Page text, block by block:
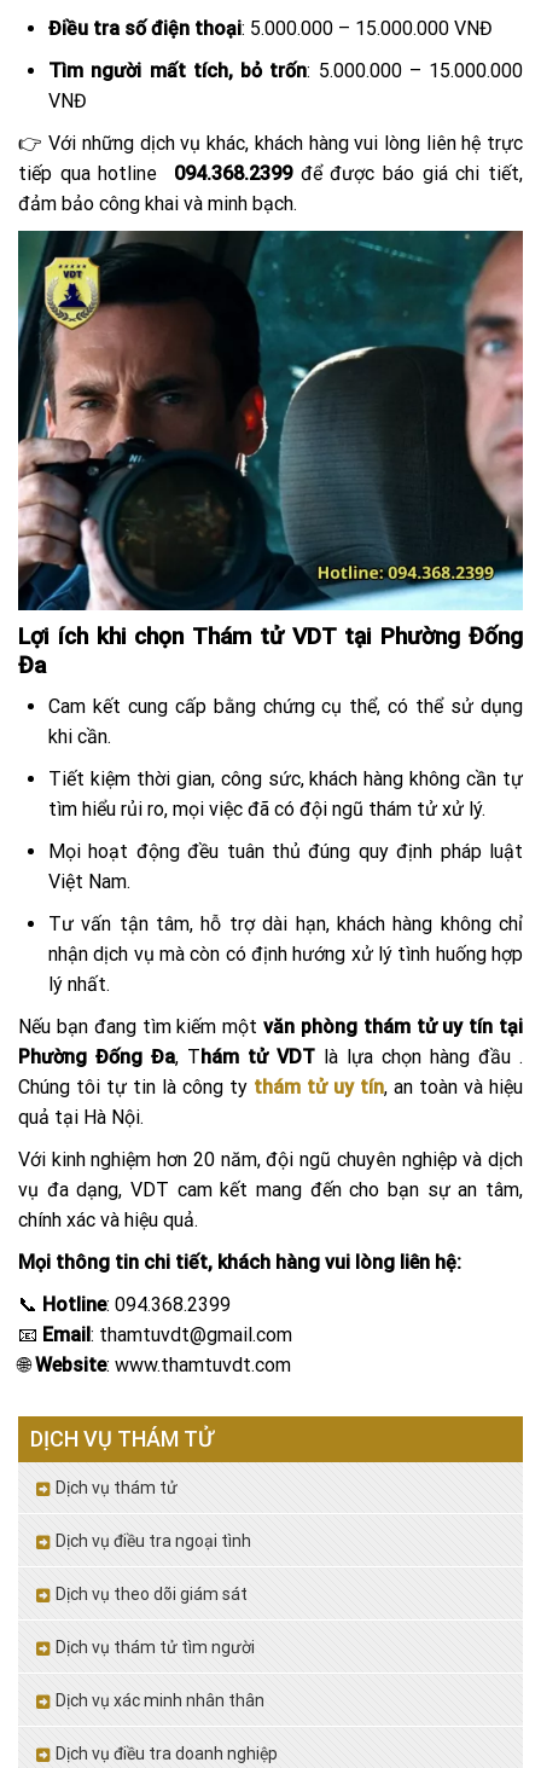
Điều tra số điện thoại: 5.000.000 – 15.000.000 VNĐ
Tìm người mất tích, bỏ trốn: 5.000.000 – 15.000.000
VNĐ
👉 Với những dịch vụ khác, khách hàng vui lòng liên hệ trực
tiếp qua hotline 094.368.2399để được báo giá chi tiết,
đảm bảo công khai và minh bạch.
Lợi ích khi chọn Thám tử VDT tại Phường Đống
Đa
Cam kết cung cấp bằng chứng cụ thể, có thể sử dụng
khi cần.
Tiết kiệm thời gian, công sức, khách hàng không cần tự
tìm hiểu rủi ro, mọi việc đã có đội ngũ thám tử xử lý.
Mọi hoạt động đều tuân thủ đúng quy định pháp luật
Việt Nam.
Tư vấn tận tâm, hỗ trợ dài hạn, khách hàng không chỉ
nhận dịch vụ mà còn có định hướng xử lý tình huống hợp
lý nhất.
Nếu bạn đang tìm kiếm một văn phòng thám tử uy tín tại
Phường Đống Đa, T hám tử VDT là lựa chọn hàng đầu .
Chúng tôi tự tin là công ty thám tử uy tín, an toàn và hiệu
quả tại Hà Nội.
Với kinh nghiệm hơn 20 năm, đội ngũ chuyên nghiệp và dịch
vụ đa dạng, VDT cam kết mang đến cho bạn sự an tâm,
chính xác và hiệu quả.
Mọi thông tin chi tiết, khách hàng vui lòng liên hệ:
📞 Hotline: 094.368.2399
📧 Email : thamtuvdt@gmail.com
🌐Website: www.thamtuvdt.com
DỊCH VỤ THÁM TỬ
Dịch vụ thám tử
Dịch vụ điều tra ngoại tình
Dịch vụ theo dõi giám sát
Dịch vụ thám tử tìm người
Dịch vụ xác minh nhân thân
Dịch vụ điều tra doanh nghiệp